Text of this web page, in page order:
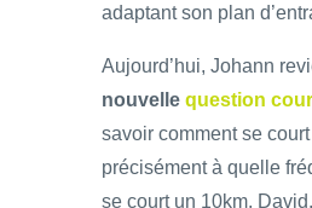
adaptant son plan
Aujourd’hui, Johann
nouvelle question
savoir comment se
précisément à quelle
se court un 10km.